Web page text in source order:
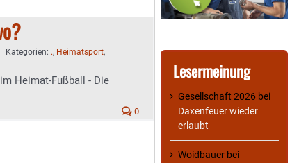
Kategorien: ., Heimatsport,
Heimat-Fußball - Die
0
Lesermeinung
Gesellschaft 2026 bei
Daxenfeuer wieder
erlaubt
Woidbauer bei